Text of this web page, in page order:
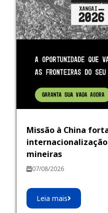
Missão à China
mineiras
07/08/2026
Leia mais